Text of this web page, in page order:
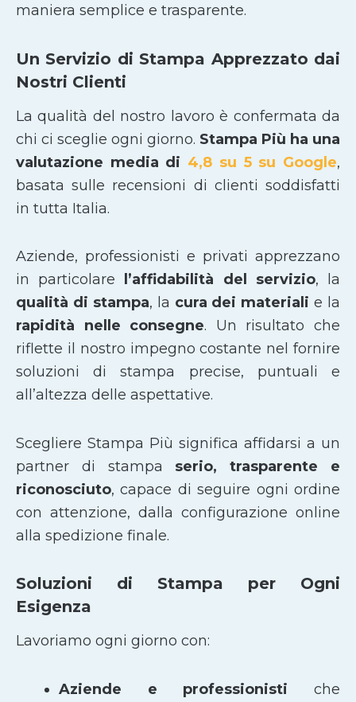
maniera semplice e trasparente.
Un Servizio di Stampa Apprezzato dai
Nostri Clienti
La qualità del nostro lavoro è confermata da
chi ci sceglie ogni giorno. Stampa Più ha una
valutazione media di 4,8 su 5 su Google,
basata sulle recensioni di clienti soddisfatti
in tutta Italia.
Aziende, professionisti e privati apprezzano
in particolare
l’affidabilità del servizio, la
qualità di stampa, la cura dei materiali e la
rapidità nelle consegne. Un risultato che
riflette il nostro impegno costante nel fornire
soluzioni di stampa precise, puntuali e
all’altezza delle aspettative.
Scegliere Stampa Più significa affidarsi a un
partner di stampa serio, trasparente e
riconosciuto, capace di seguire ogni ordine
con attenzione, dalla configurazione online
alla spedizione finale.
Soluzioni di Stampa per Ogni
Esigenza
Lavoriamo ogni giorno con:
Aziende e professionisti che